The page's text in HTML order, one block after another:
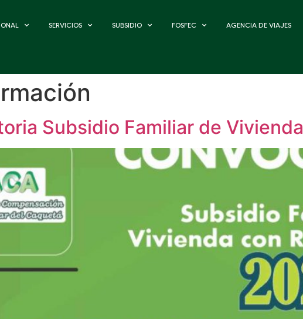
SERVICIOS SUBSIDIO FOSFEC AGENCIA DE VIAJES
Subsidio Familiar de Vivienda